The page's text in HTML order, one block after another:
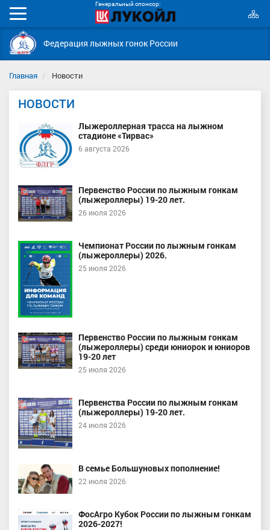
Генеральный спонсор:
Мобильное
меню
Федерация лыжных гонок России
Главная Новости
НОВОСТИ
Лыжероллерная трасса на лыжном
стадионе «Тирвас»
6 августа 2026
Первенство России по лыжным гонкам
(лыжероллеры) 19-20 лет.
26 июля 2026
Чемпионат России по лыжным гонкам
(лыжероллеры) 2026.
25 июля 2026
Первенство России по лыжным гонкам
(лыжероллеры) среди юниорок и юниоров
19-20 лет
25 июля 2026
Первенства России по лыжным гонкам
(лыжероллеры) 19-20 лет.
24 июля 2026
В семье Большуновых пополнение!
22 июля 2026
ФосАгро Кубок России по лыжным гонкам
2026-2027!